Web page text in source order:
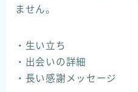
ません。
・生い立ち
・出会いの詳細
・長い感謝メッセージ